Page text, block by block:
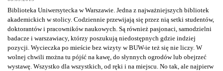
Biblioteka Uniwersytecka w Warszawie. Jedna z najważniejszych bibliotek
akademickich w stolicy. Codziennie przewijają się przez nią setki studentów,
doktorantów i pracowników naukowych. Są również pasjonaci, samodzielni
badacze i warszawiacy, którzy poszukują niedostępnych gdzie indziej
pozycji. Wycieczka po mieście bez wizyty w BUW-ie też się nie liczy. W
wolnej chwili można tu pójść na kawę, do słynnych ogrodów lub obejrzeć
wystawę. Wszystko dla wszystkich, od ręki i na miejscu. No tak, ale najpierw